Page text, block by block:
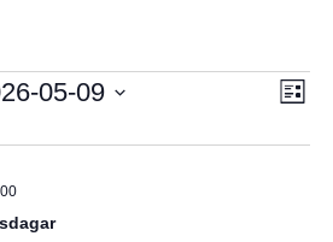
V
Y
E
v
n
L
s
05-09